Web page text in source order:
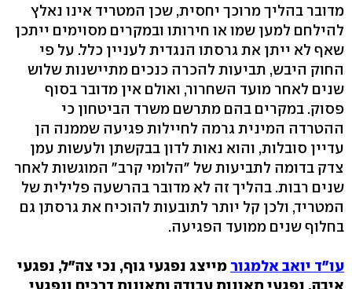
מדובר בהליך מרוכך יחסית, שכן המטריד אינו נאלץ
להילחם למען שמו או חירותו ובמקרים מסוימים ייתכן
שאף לא ייתן את גרסתו הנגדית לעניין כלל. על פי
החוק היבש, תביעות להכרה כנכים מתיישנות שלוש
שנים לאחר מועד השחרור, ואולם אין מדובר בסוף
פסוק. במקרים בהם מתרשם משרד הביטחון כי
ההטרדה המינית גרמה לחיילות פגיעה שממנה הן
עדיין סובלות, והוא נאות לדון בבקשתן ולעשות עמן
צדק בדומה לתביעות של "הלומי קרב" המוגשות לאחר
שנים רבות. בהליך זה לא מדובר בהרשעה פלילית של
המטריד, ולכן קל יותר לתובעות להוכיח את גרסתן גם
בחלוף שנים ממועד הפגיעה.
עו"ד יואב אלמגור מייצג נפגעי גוף, נכי צה"ל, נפגעי
איבה, נפגעי תאונות עבודה ותאונות דרכים ונפגעי